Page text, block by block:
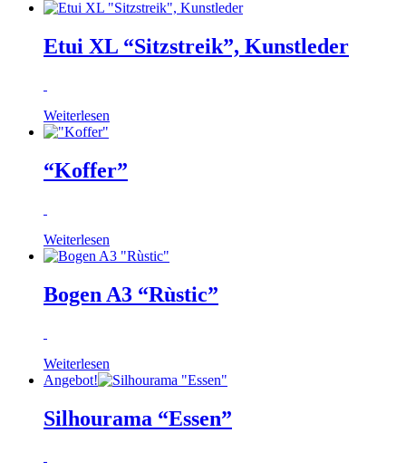
Etui XL “Sitzstreik”, Kunstleder
Weiterlesen
“Koffer”
Weiterlesen
Bogen A3 “Rùstic”
Weiterlesen
Angebot!
Silhourama “Essen”